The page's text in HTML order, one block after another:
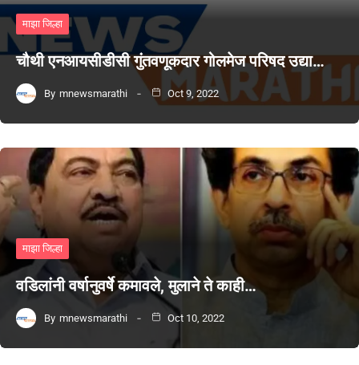
माझा जिल्हा
चौथी एनआयसीडीसी गुंतवणूकदार गोलमेज परिषद उद्या…
By mnewsmarathi Oct 9, 2022
माझा जिल्हा
वडिलांनी वर्षानुवर्षे कमावले, मुलाने ते काही…
By mnewsmarathi Oct 10, 2022